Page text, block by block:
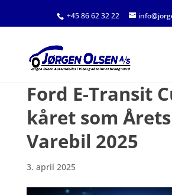
+45 86 62 32 22
Ford E-Transit
kåret som Årets
Varebil 2025
3. april 2025